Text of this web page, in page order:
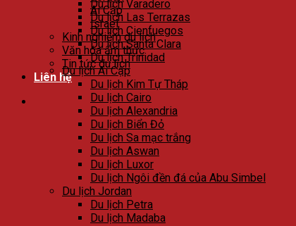
Ai Cập
Israel
Kinh nghiệm du lịch
Văn hóa ẩm thực
Tin tức du lịch
Liên hệ
Du lịch Varadero
Du lịch Las Terrazas
Du lịch Cienfuegos
Du lịch Santa Clara
Du lịch Trinidad
Du lịch Ai Cập
Du lịch Kim Tự Tháp
Du lịch Cairo
Du lịch Alexandria
Du lịch Biển Đỏ
Du lịch Sa mạc trắng
Du lịch Aswan
Du lịch Luxor
Du lịch Ngôi đền đá của Abu Simbel
Du lịch Jordan
Du lịch Petra
Du lịch Madaba